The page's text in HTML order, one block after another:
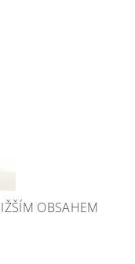
OBSAHEM